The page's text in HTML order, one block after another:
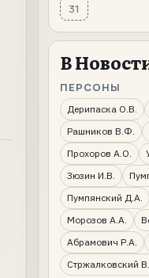
31
В
ПЕРСОНЫ
Дерипаска О.В.
Рашников В.Ф.
Прохоров А.О.
Зюзин И.В.
Пумпянский Д.А.
Морозов А.А.
Абрамович Р.А.
Стржалковский